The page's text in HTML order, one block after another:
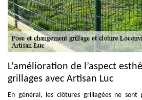
L’amélioration de l’aspect
grillages avec Artisan Luc
En général, les clôtures grillagées ne